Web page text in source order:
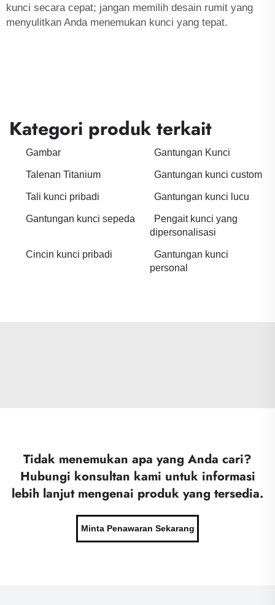
kunci secara cepat; jangan memilih desain rumit yang
menyulitkan Anda menemukan kunci yang tepat.
Kategori produk terkait
Gambar Gantungan Kunci
Talenan Titanium Gantungan kunci custom
Tali kunci pribadi Gantungan kunci lucu
Gantungan kunci sepeda
Pengait kunci yang
dipersonalisasi
Cincin kunci pribadi
Gantungan kunci
personal
Tidak menemukan apa yang Anda cari?
Hubungi konsultan kami untuk informasi
lebih lanjut mengenai produk yang tersedia.
Minta Penawaran Sekarang